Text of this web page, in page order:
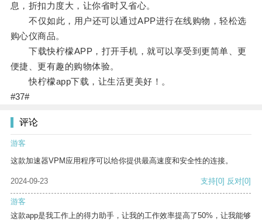
息，折扣力度大，让你省时又省心。
不仅如此，用户还可以通过APP进行在线购物，轻松选
购心仪商品。
下载快柠檬APP，打开手机，就可以享受到更简单、更
便捷、更有趣的购物体验。
快柠檬app下载，让生活更美好！。
#37#
评论
游客
这款加速器VPM应用程序可以给你提供最高速度和安全性的连接。
2024-09-23 支持[0] 反对[0]
游客
这款app是我工作上的得力助手，让我的工作效率提高了50%，让我能够